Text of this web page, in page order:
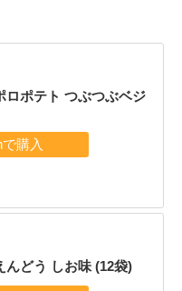
ロポテト つぶつぶベジ
んどう しお味 (12袋)